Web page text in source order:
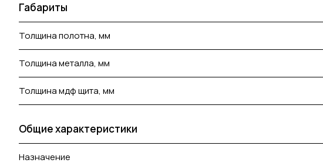
Габариты
Толщина полотна, мм
Толщина металла, мм
Толщина мдф щита, мм
Общие характеристики
Назначение